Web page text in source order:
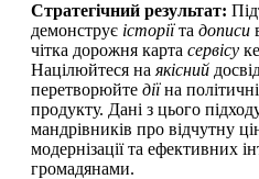
Стратегічний результат:
демонструє історіїта дописи
чітка дорожня карта сервісу
Націлюйтеся на якісний
перетворюйте діїна
продукту. Дані з цього
мандрівників про відчутну
модернізації та ефективних
громадянами.